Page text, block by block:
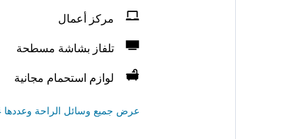
مركز أعمال
تلفاز بشاشة مسطحة
لوازم استحمام مجانية
عرض جميع وسائل الراحة وعددها 64